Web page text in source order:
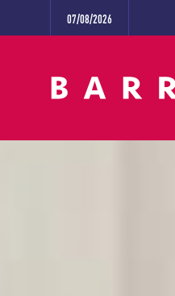
07/08/2026